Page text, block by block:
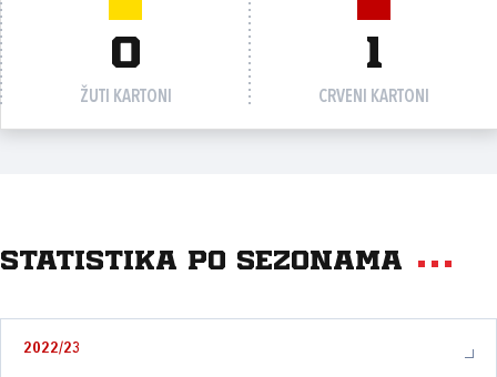
0
ŽUTI KARTONI
1
CRVENI KARTONI
Statistika po sezonama
2022/23